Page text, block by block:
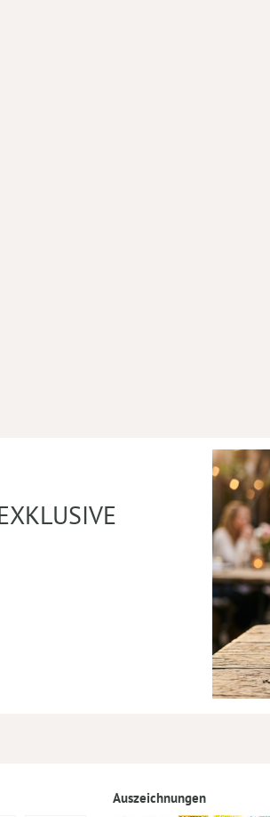
Auszeichnungen